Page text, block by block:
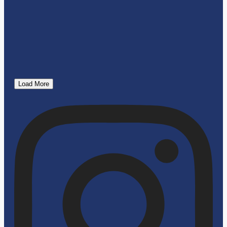
Load More